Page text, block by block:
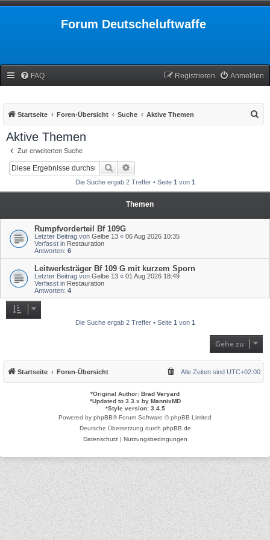
Forum Deutscheluftwaffe
FAQ Anmelden
Registrieren
Startseite Foren-Übersicht Suche Aktive Themen
Aktive Themen
Zur erweiterten Suche
Suche
Die Suche ergab 2 Treffer • Seite 1 von 1
Themen
Rumpfvorderteil Bf 109G
Letzter Beitrag von Gelbe 13 « 06 Aug 2026 10:35
Verfasst in Restauration
Antworten: 6
Leitwerksträger Bf 109 G mit kurzem Sporn
Letzter Beitrag von Gelbe 13 « 01 Aug 2026 18:49
Verfasst in Restauration
Antworten: 4
Die Suche ergab 2 Treffer • Seite 1 von 1
Gehe zu
Startseite Foren-Übersicht Alle Zeiten sind UTC+02:00
*Original Author: Brad Veryard
*Updated to 3.3.x by MannixMD
*Style version: 3.4.5
Powered by phpBB® Forum Software © phpBB Limited
Deutsche Übersetzung durch phpBB.de
Datenschutz| Nutzungsbedingungen